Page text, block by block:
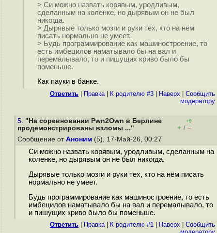
> Си можно назвать корявым, уродливым,
сделанным на коленке, но дырявым он не был
никогда.
> Дырявые только мозги и руки тех, кто на нём
писать нормально не умеет.
> Будь программирование как машиностроение, то
есть имбецилов наматывало бы на вал и
перемалывало, то и пишущих криво было бы
поменьше.
Как пауки в банке.
Ответить Правка| К родителю #3 Наверх
Cообщить
модератору
5. "На соревновании Pwn2Own в Берлине
продемонстрированы взломы ..."
+9
+ / –
Сообщение от Аноним (5), 17-Май-26, 00:27
Си можно назвать корявым, уродливым, сделанным на
коленке, но дырявым он не был никогда.
Дырявые только мозги и руки тех, кто на нём писать
нормально не умеет.
Будь программирование как машиностроение, то есть
имбецилов наматывало бы на вал и перемалывало, то
и пишущих криво было бы поменьше.
Ответить Правка| К родителю #1 Наверх
Cообщить